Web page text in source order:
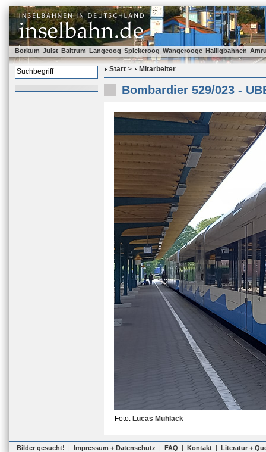
Borkum Juist Baltrum Langeoog Spiekeroog Wangerooge Halligbahnen
Start > Mitarbeiter
Bombardier 529/023 -
Foto: Lucas Muhlack
Bilder gesucht! | Impressum + Datenschutz | FAQ | Kontakt | Literatur +